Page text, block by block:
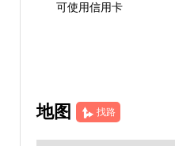
可使用信用卡
地图 找路